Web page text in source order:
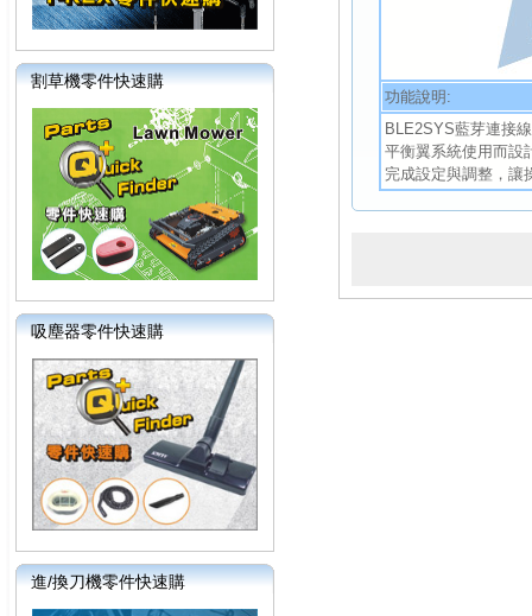
割草機零件快速購
吸塵器零件快速購
進/換刀機零件快速購
功能說明:
BLE2SYS藍芽連接
平衡翼系統使用而設
完成設定與調整，讓